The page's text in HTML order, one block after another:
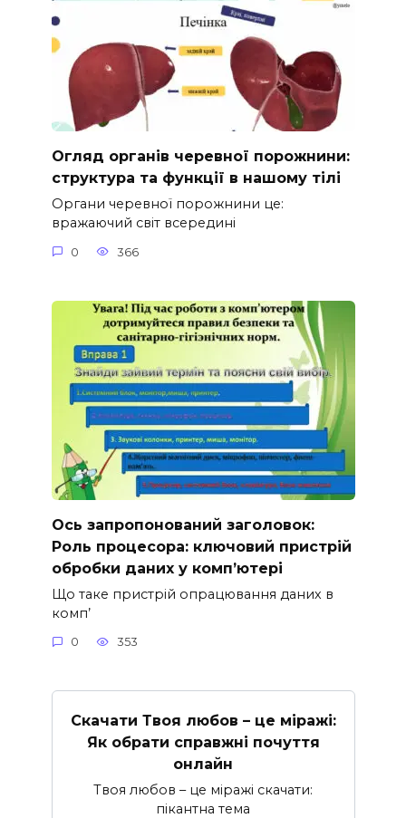
Огляд органів черевної порожнини:
структура та функції в нашому тілі
Органи черевної порожнини це:
вражаючий світ всередині
0 366
Ось запропонований заголовок:
Роль процесора: ключовий пристрій
обробки даних у комп’ютері
Що таке пристрій опрацювання даних в
комп’
0 353
Скачати Твоя любов – це міражі:
Як обрати справжні почуття
онлайн
Твоя любов – це міражі скачати:
пікантна тема